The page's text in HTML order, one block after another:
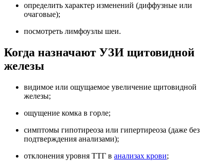
определить характер изменений (диффузные или
очаговые);
посмотреть лимфоузлы шеи.
Когда назначают УЗИ щитовидной
железы
видимое или ощущаемое увеличение щитовидной
железы;
ощущение комка в горле;
симптомы гипотиреоза или гипертиреоза (даже без
подтверждения анализами);
отклонения уровня ТТГ в анализах крови;